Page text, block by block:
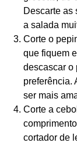
Descarte as
a salada
Corte o
que fiquem
descascar o
preferência.
ser mais
Corte a
cortador de